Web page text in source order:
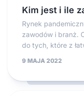
Kim jest i ile
Rynek
zawodów i branż.
do tych, które z
9 MAJA 2022